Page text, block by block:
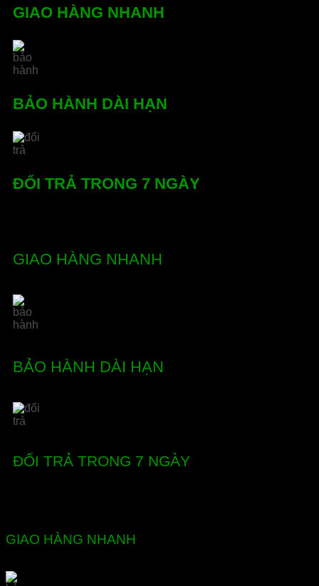
Các
tùy
có
thể
được
trên
trang
phẩm
GIAO HÀNG NHANH
BẢO HÀNH DÀI HẠN
ĐỔI TRẢ TRONG 7 NGÀY
GIAO HÀNG NHANH
BẢO HÀNH DÀI HẠN
ĐỔI TRẢ TRONG 7 NGÀY
GIAO HÀNG NHANH